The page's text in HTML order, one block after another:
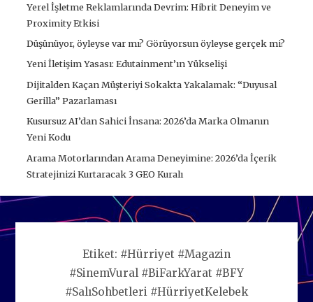
Yerel İşletme Reklamlarında Devrim: Hibrit Deneyim ve
Proximity Etkisi
Düşünüyor, öyleyse var mı? Görüyorsun öyleyse gerçek mi?
Yeni İletişim Yasası: Edutainment’ın Yükselişi
Dijitalden Kaçan Müşteriyi Sokakta Yakalamak: “Duyusal
Gerilla” Pazarlaması
Kusursuz AI’dan Sahici İnsana: 2026’da Marka Olmanın
Yeni Kodu
Arama Motorlarından Arama Deneyimine: 2026’da İçerik
Stratejinizi Kurtaracak 3 GEO Kuralı
Etiket: #Hürriyet #Magazin
#SinemVural #BiFarkYarat #BFY
#SalıSohbetleri #HürriyetKelebek